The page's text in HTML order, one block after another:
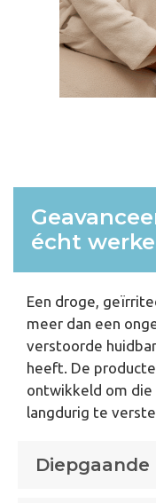
écht
Een droge,
meer dan een
verstoorde
heeft. De
ontwikkeld om
langdurig te